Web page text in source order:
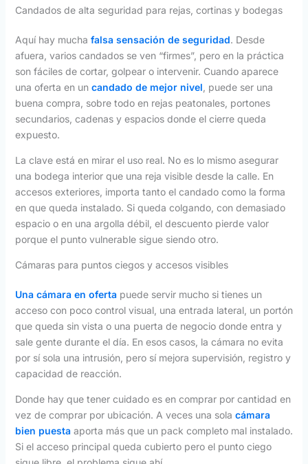
Candados de alta seguridad para rejas, cortinas y bodegas
Aquí hay mucha falsa sensación de seguridad. Desde
afuera, varios candados se ven “firmes”, pero en la práctica
son fáciles de cortar, golpear o intervenir. Cuando aparece
una oferta en un candado de mejor nivel , puede ser una
buena compra, sobre todo en rejas peatonales, portones
secundarios, cadenas y espacios donde el cierre queda
expuesto.
La clave está en mirar el uso real. No es lo mismo asegurar
una bodega interior que una reja visible desde la calle. En
accesos exteriores, importa tanto el candado como la forma
en que queda instalado. Si queda colgando, con demasiado
espacio o en una argolla débil, el descuento pierde valor
porque el punto vulnerable sigue siendo otro.
Cámaras para puntos ciegos y accesos visibles
Una cámara en ofertapuede servir mucho si tienes un
acceso con poco control visual, una entrada lateral, un portón
que queda sin vista o una puerta de negocio donde entra y
sale gente durante el día. En esos casos, la cámara no evita
por sí sola una intrusión, pero sí mejora supervisión, registro y
capacidad de reacción.
Donde hay que tener cuidado es en comprar por cantidad en
vez de comprar por ubicación. A veces una sola cámara
bien puestaaporta más que un pack completo mal instalado.
Si el acceso principal queda cubierto pero el punto ciego